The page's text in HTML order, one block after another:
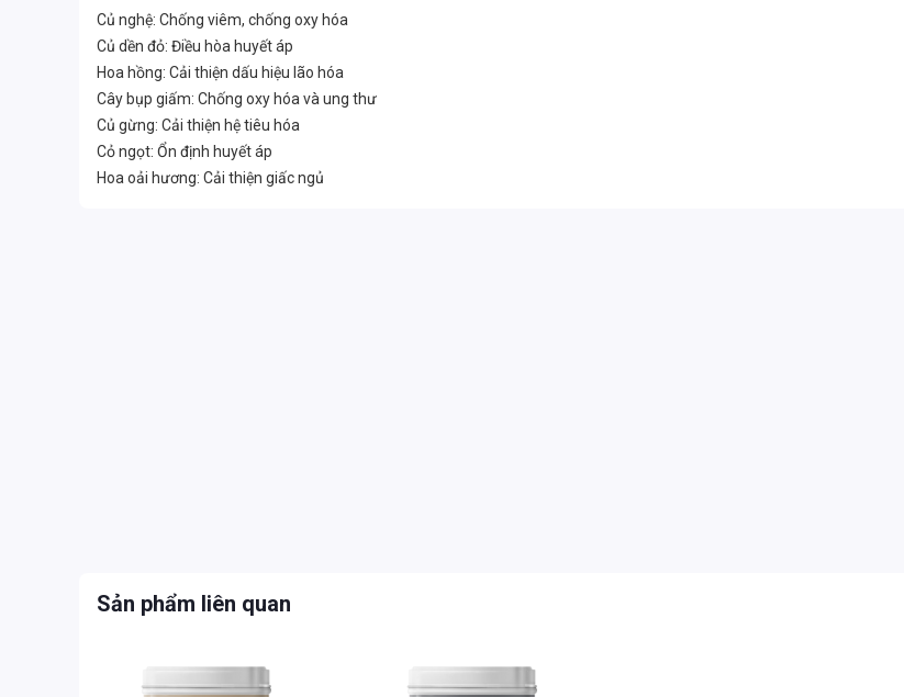
Củ nghệ: Chống viêm, chống oxy hóa
Củ dền đỏ: Điều hòa huyết áp
Hoa hồng: Cải thiện dấu hiệu lão hóa
Cây bụp giấm: Chống oxy hóa và ung thư
Củ gừng: Cải thiện hệ tiêu hóa
Cỏ ngọt: Ổn định huyết áp
Hoa oải hương: Cải thiện giấc ngủ
Sản phẩm liên quan